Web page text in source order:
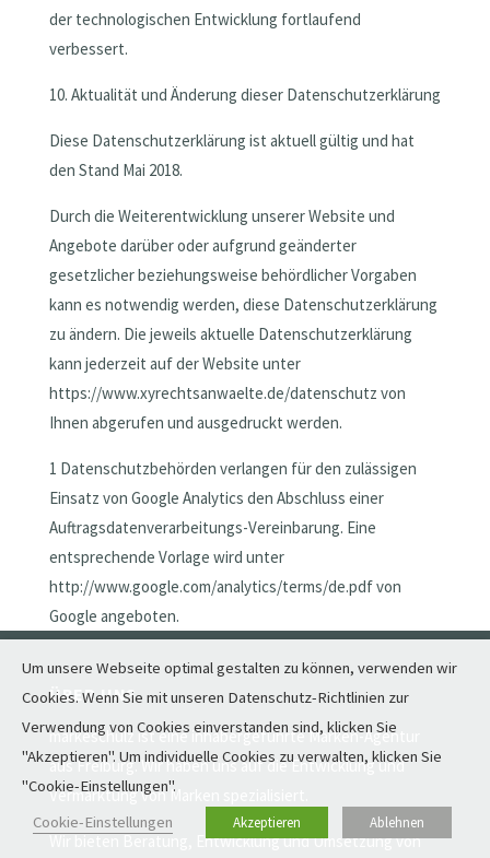
der technologischen Entwicklung fortlaufend
verbessert.
10. Aktualität und Änderung dieser Datenschutzerklärung
Diese Datenschutzerklärung ist aktuell gültig und hat
den Stand Mai 2018.
Durch die Weiterentwicklung unserer Website und
Angebote darüber oder aufgrund geänderter
gesetzlicher beziehungsweise behördlicher Vorgaben
kann es notwendig werden, diese Datenschutzerklärung
zu ändern. Die jeweils aktuelle Datenschutzerklärung
kann jederzeit auf der Website unter
https://www.xyrechtsanwaelte.de/datenschutz von
Ihnen abgerufen und ausgedruckt werden.
1 Datenschutzbehörden verlangen für den zulässigen
Einsatz von Google Analytics den Abschluss einer
Auftragsdatenverarbeitungs-Vereinbarung. Eine
entsprechende Vorlage wird unter
http://www.google.com/analytics/terms/de.pdf von
Google angeboten.
ÜBER UNS
markeschulz ist eine inhabergeführte Marken-Agentur
aus Freiburg. Wir haben uns auf die Entwicklung und
Vermarktung von Marken spezialisiert.
Wir bieten Beratung, Entwicklung und Umsetzung von
Um unsere Webseite optimal gestalten zu können, verwenden wir
Cookies. Wenn Sie mit unseren Datenschutz-Richtlinien zur
Verwendung von Cookies einverstanden sind, klicken Sie
"Akzeptieren". Um individuelle Cookies zu verwalten, klicken Sie
"Cookie-Einstellungen".
Cookie-Einstellungen
Akzeptieren Ablehnen